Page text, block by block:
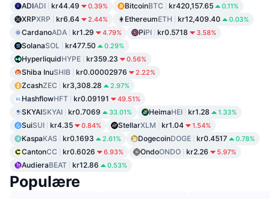
ADIADI kr44.49 0.39% BitcoinBTC kr420,157.65 0.11%
XRPXRP kr6.64 2.44% EthereumETH kr12,409.40 0.03%
CardanoADA kr1.29 4.79% PiPI kr0.5718 3.58%
SolanaSOL kr477.50 0.29%
HyperliquidHYPE kr359.23 0.56%
Shiba InuSHIB kr0.00002976 2.22%
ZcashZEC kr3,308.28 2.97%
HashflowHFT kr0.09191 49.51%
SKYAISKYAI kr0.7069 33.01% HeimaHEI kr1.28 1.33%
SuiSUI kr4.35 0.84% StellarXLM kr1.04 1.54%
KaspaKAS kr0.1693 2.61% DogecoinDOGE kr0.4517 0.78%
CantonCC kr0.6026 6.93% OndoONDO kr2.26 5.97%
AudieraBEAT kr12.86 0.53%
Populære